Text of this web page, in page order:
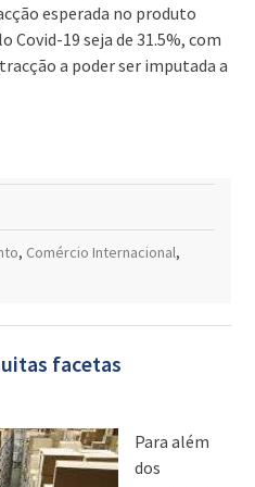
esperada no produto
19 seja de 31.5%, com
a poder ser imputada a
, Comércio Internacional,
facetas
Para além
dos